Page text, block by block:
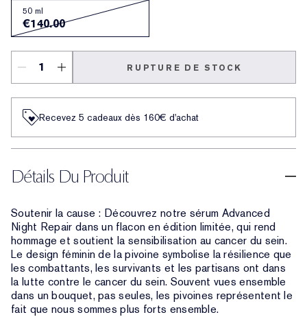
50 ml
€140.00
RUPTURE DE STOCK
Recevez 5 cadeaux dès 160€ d'achat
Détails Du Produit
Soutenir la cause : Découvrez notre sérum Advanced
Night Repair dans un flacon en édition limitée, qui rend
hommage et soutient la sensibilisation au cancer du sein.
Le design féminin de la pivoine symbolise la résilience que
les combattants, les survivants et les partisans ont dans
la lutte contre le cancer du sein. Souvent vues ensemble
dans un bouquet, pas seules, les pivoines représentent le
fait que nous sommes plus forts ensemble.